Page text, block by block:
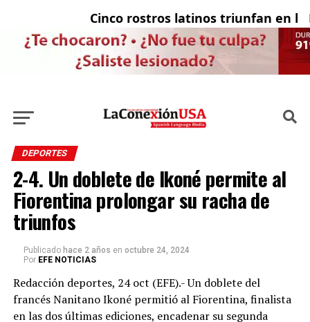
Cinco rostros latinos triunfan en la
DEPORTES
2-4. Un doblete de Ikoné permite al
Fiorentina prolongar su racha de
triunfos
Publicado hace 2 años en octubre 24, 2024
Por EFE NOTICIAS
Redacción deportes, 24 oct (EFE).- Un doblete del
francés Nanitano Ikoné permitió al Fiorentina, finalista
en las dos últimas ediciones, encadenar su segunda